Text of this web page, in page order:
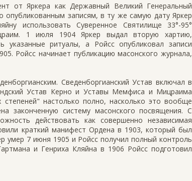
от Яркера как Державный Великий Генеральный
опубликованным записям, в ту же самую дату Яркер
использовать Суверенное Святилище 33°-95°
1 июля 1904 Яркер выдал вторую хартию,
указанные ритуалы, а Ройсс опубликовал записи
Ройсс начинает публикацию масонского журнала,
Сведенборгианский Устав включал в
Устав Керно и Уставы Мемфиса и Мицраима
настолько полно, насколько это вообще
законченную систему масонского посвящения. С
действовать как совершенно независимая
краткий манифест Ордена в 1903, который был
7 июня 1905 и Ройсс получил полный контроль
и Генриха Кляйна в 1906 Ройсс подготовил